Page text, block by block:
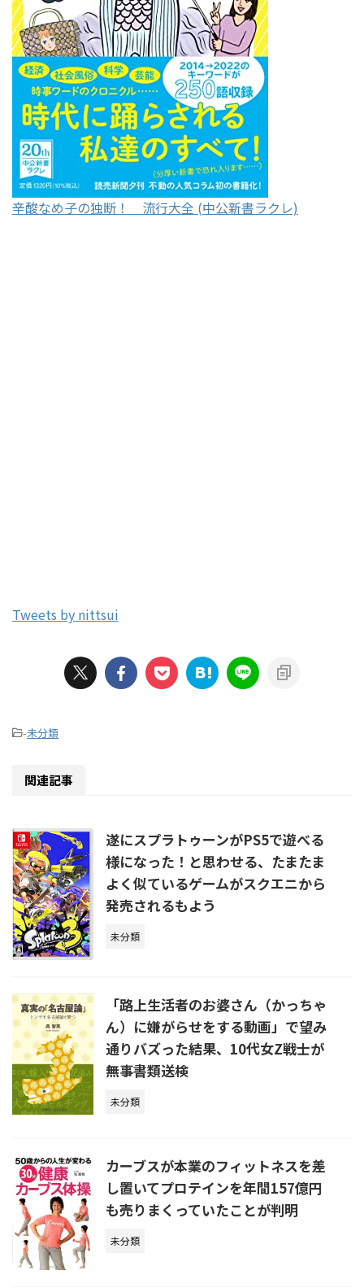
辛酸なめ子の独断！ 流行大全 (中公新書ラクレ)
Tweets by nittsui
-未分類
関連記事
遂にスプラトゥーンがPS5で遊べる
様になった！と思わせる、たまたま
よく似ているゲームがスクエニから
発売されるもよう
未分類
「路上生活者のお婆さん（かっちゃ
ん）に嫌がらせをする動画」で望み
通りバズった結果、10代女Z戦士が
無事書類送検
未分類
カーブスが本業のフィットネスを差
し置いてプロテインを年間157億円
も売りまくっていたことが判明
未分類